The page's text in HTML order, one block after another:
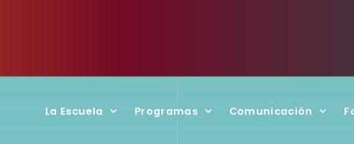
La Escuela Programas Comunicación